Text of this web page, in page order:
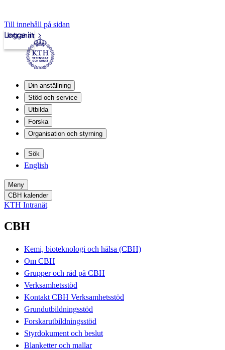
Till innehåll på sidan
Intranät
Logga in
Din anställning
Stöd och service
Utbilda
Forska
Organisation och styrning
Sök
English
Meny
CBH kalender
KTH Intranät
CBH
Kemi, bioteknologi och hälsa (CBH)
Om CBH
Grupper och råd på CBH
Verksamhetsstöd
Kontakt CBH Verksamhetsstöd
Grundutbildningsstöd
Forskarutbildningsstöd
Styrdokument och beslut
Blanketter och mallar